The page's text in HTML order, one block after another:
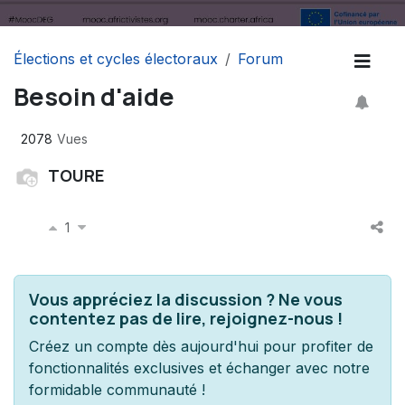
Élections et cycles électoraux Forum
Besoin d'aide
2078 Vues
TOURE
1
Vous appréciez la discussion ? Ne vous
contentez pas de lire, rejoignez-nous !
Créez un compte dès aujourd'hui pour profiter de
fonctionnalités exclusives et échanger avec notre
formidable communauté !